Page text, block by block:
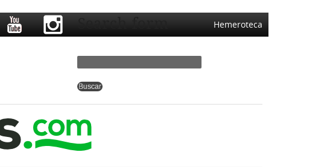
Hemeroteca
Search form